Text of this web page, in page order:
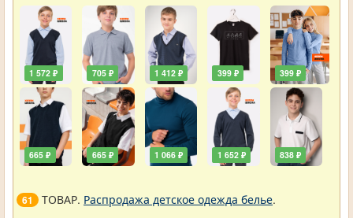
1 572 ₽
665 ₽
705 ₽
665 ₽
1 412 ₽
1 066 ₽
399 ₽
1 652 ₽
399 ₽
838 ₽
61 ТОВАР. Распродажа детское одежда белье.